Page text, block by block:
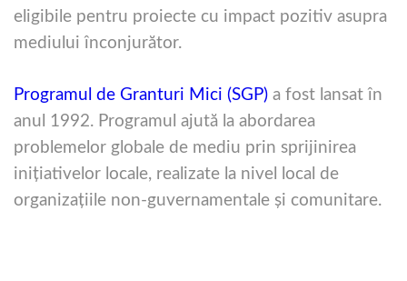
eligibile pentru proiecte cu impact pozitiv asupra
mediului înconjurător.
Programul de Granturi Mici (SGP) a fost lansat în
anul 1992. Programul ajută la abordarea
problemelor globale de mediu prin sprijinirea
iniţiativelor locale, realizate la nivel local de
organizaţiile non-guvernamentale şi comunitare.